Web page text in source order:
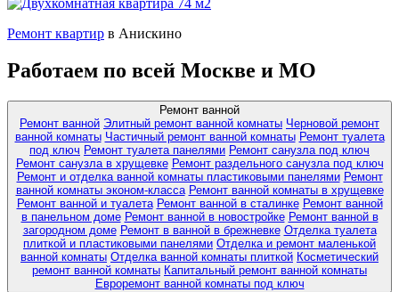
Ремонт квартир в Анискино
Работаем по всей Москве и МО
Ремонт ванной
Ремонт ванной Элитный ремонт ванной комнаты Черновой ремонт
ванной комнаты Частичный ремонт ванной комнаты Ремонт туалета
под ключ Ремонт туалета панелями Ремонт санузла под ключ
Ремонт санузла в хрущевке Ремонт раздельного санузла под ключ
Ремонт и отделка ванной комнаты пластиковыми панелями Ремонт
ванной комнаты эконом-класса Ремонт ванной комнаты в хрущевке
Ремонт ванной и туалета Ремонт ванной в сталинке Ремонт ванной
в панельном доме Ремонт ванной в новостройке Ремонт ванной в
загородном доме Ремонт в ванной в брежневке Отделка туалета
плиткой и пластиковыми панелями Отделка и ремонт маленькой
ванной комнаты Отделка ванной комнаты плиткой Косметический
ремонт ванной комнаты Капитальный ремонт ванной комнаты
Евроремонт ванной комнаты под ключ